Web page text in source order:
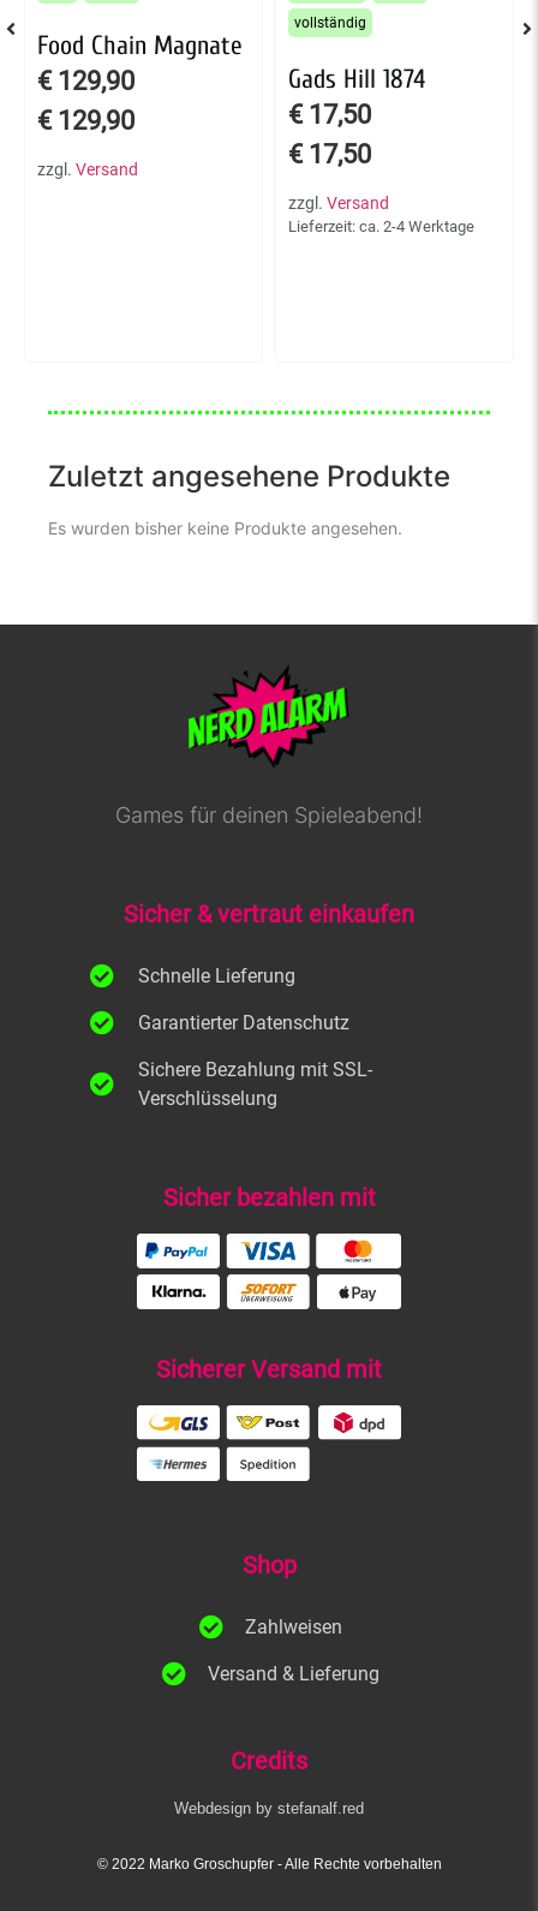
Food Chain Magnate
€ 129,90
€ 129,90
zzgl. Versand
Gads Hill 1874
€ 17,50
€ 17,50
zzgl. Versand
Lieferzeit: ca. 2-4 Werktage
vollständig
Zuletzt angesehene Produkte
Es wurden bisher keine Produkte angesehen.
Games für deinen Spieleabend!
Sicher & vertraut einkaufen
Schnelle Lieferung
Garantierter Datenschutz
Sichere Bezahlung mit SSL-
Verschlüsselung
Sicher bezahlen mit
Sicherer Versand mit
Shop
Zahlweisen
Versand & Lieferung
Credits
Webdesign by stefanalf.red
© 2022 Marko Groschupfer​ - Alle Rechte vorbehalten